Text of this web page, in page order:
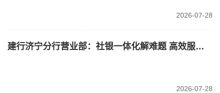
2026-07-28
建行济宁分行营业部：社银一体化解难题 高效服务暖人心
2026-07-28